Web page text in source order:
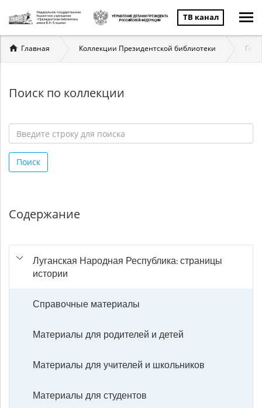
ТВ канал
Вы
здесь
Главная Коллекции Президентской библиотеки
Поиск по коллекции
строку
для
Поиск
Содержание
Луганская Народная Республика: страницы
истории
Справочные материалы
Материалы для родителей и детей
Материалы для учителей и школьников
Материалы для студентов